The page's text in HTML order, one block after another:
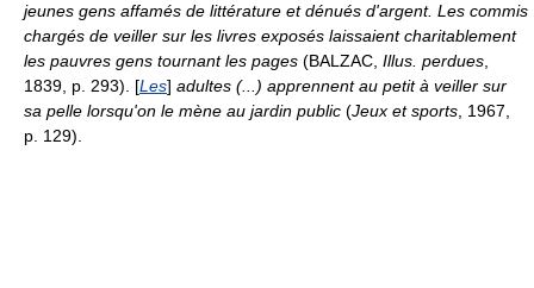
jeunes gens affamés de littérature et dénués d'argent. Les commis
chargés de veiller sur les livres exposés laissaient charitablement
les pauvres gens tournant les pages (BALZAC, Illus. perdues,
1839, p. 293). [Les] adultes (...) apprennent au petit à veiller sur
sa pelle lorsqu'on le mène au jardin public (Jeux et sports, 1967,
p. 129).